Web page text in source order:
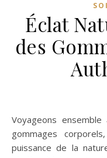
Éclat
des
Voyageons ensemble à travers l’univers envoûtant des
gommages
puissance de la